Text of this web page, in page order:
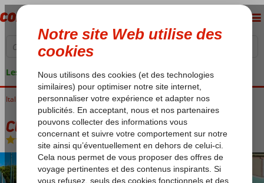
Les garanties de vacances
Italie Sardaigne San Teodoro Club Marina Seada Beach
Club Marina Seada Beach
All Inclusive-Hôtel